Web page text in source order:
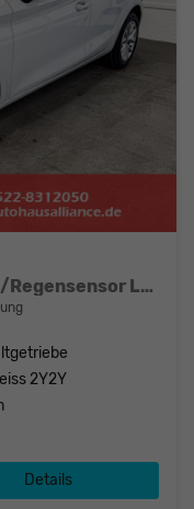
Style 2.0 TDI ACC RFK PDC Licht/Regensensor LED
2Y2Y
Details